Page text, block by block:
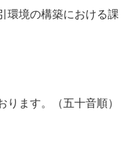
環境の構築における課
ます。（五⼗⾳順）